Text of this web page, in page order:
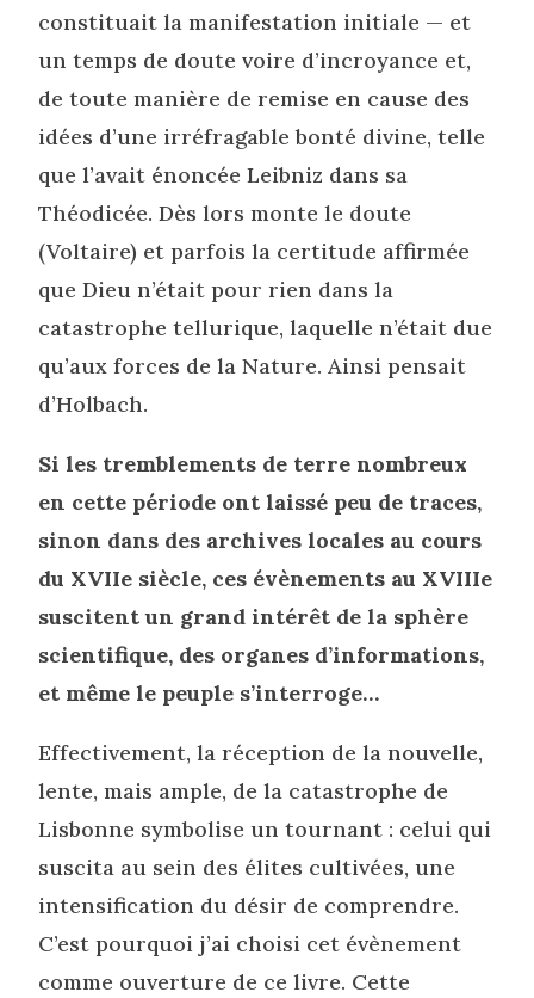
constituait la manifestation initiale — et
un temps de doute voire d’incroyance et,
de toute manière de remise en cause des
idées d’une irréfragable bonté divine, telle
que l’avait énoncée Leibniz dans sa
Théodicée. Dès lors monte le doute
(Voltaire) et parfois la certitude affirmée
que Dieu n’était pour rien dans la
catastrophe tellurique, laquelle n’était due
qu’aux forces de la Nature. Ainsi pensait
d’Holbach.
Si les tremblements de terre nombreux
en cette période ont laissé peu de traces,
sinon dans des archives locales au cours
du XVIIe siècle, ces évènements au XVIIIe
suscitent un grand intérêt de la sphère
scientifique, des organes d’informations,
et même le peuple s’interroge…
Effectivement, la réception de la nouvelle,
lente, mais ample, de la catastrophe de
Lisbonne symbolise un tournant : celui qui
suscita au sein des élites cultivées, une
intensification du désir de comprendre.
C’est pourquoi j’ai choisi cet évènement
comme ouverture de ce livre. Cette